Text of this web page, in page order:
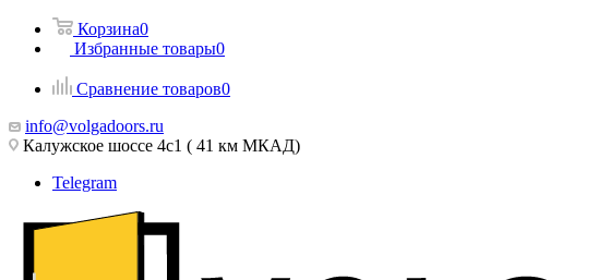
Корзина0
Избранные товары0
Сравнение товаров0
info@volgadoors.ru
Калужское шоссе 4с1 ( 41 км МКАД)
Telegram